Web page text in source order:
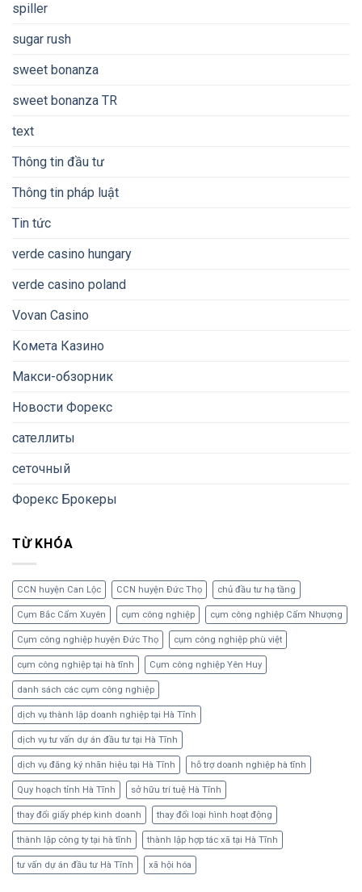
spiller
sugar rush
sweet bonanza
sweet bonanza TR
text
Thông tin đầu tư
Thông tin pháp luật
Tin tức
verde casino hungary
verde casino poland
Vovan Casino
Комета Казино
Макси-обзорник
Новости Форекс
сателлиты
сеточный
Форекс Брокеры
TỪ KHÓA
CCN huyện Can Lộc CCN huyện Đức Thọ chủ đầu tư hạ tầng
Cụm Bắc Cẩm Xuyên cụm công nghiệp cụm công nghiệp Cẩm Nhượng
Cụm công nghiệp huyện Đức Thọ cụm công nghiệp phù việt
cụm công nghiệp tại hà tĩnh Cụm công nghiệp Yên Huy
danh sách các cụm công nghiệp
dịch vụ thành lập doanh nghiệp tại Hà Tĩnh
dịch vụ tư vấn dự án đầu tư tại Hà Tĩnh
dịch vụ đăng ký nhãn hiệu tại Hà Tĩnh hỗ trợ doanh nghiệp hà tĩnh
Quy hoạch tỉnh Hà Tĩnh sở hữu trí tuệ Hà Tĩnh
thay đổi giấy phép kinh doanh thay đổi loại hình hoạt động
thành lập công ty tại hà tĩnh thành lập hợp tác xã tại Hà Tĩnh
tư vấn dự án đầu tư Hà Tĩnh xã hội hóa